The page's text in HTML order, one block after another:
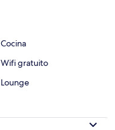
Cocina
Wifi gratuito
Lounge